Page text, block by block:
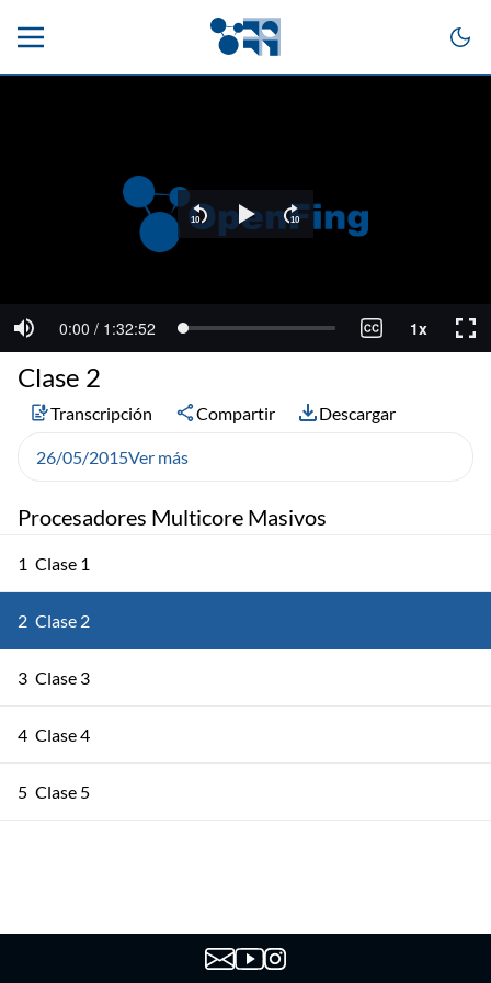
Procesadores Multicore Masivos
1 Clase 1
2 Clase 2
3 Clase 3
4 Clase 4
5 Clase 5
Clase 2
Transcripción Compartir Descargar
26/05/2015Ver más